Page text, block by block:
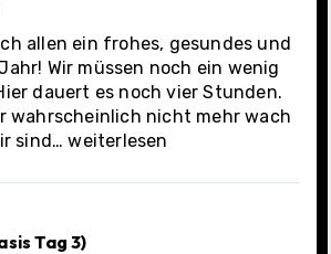
allen ein frohes, gesundes und
Wir müssen noch ein wenig
dauert es noch vier Stunden.
wahrscheinlich nicht mehr wach
sind…La
(Casa
Tag
weiterlesen
Tag 3)